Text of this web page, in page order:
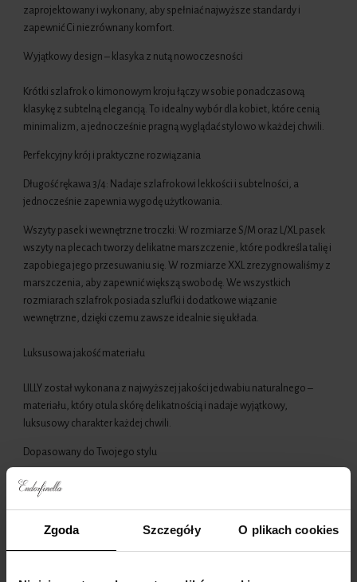
Zgoda Szczegóły O plikach cookies
zaprojektowany i wykonany, aby spełniać najwyższe standardy i
zapewnić Ci niezrównany komfort.
Wyjątkowy design – klasyka z nutą nowoczesności
Krótki szlafrok o kimonowym kroju łączy w sobie ponadczasową
klasykę z subtelną elegancją. To idealny wybór dla kobiet, które cenią
minimalizm, a jednocześnie pragną wyglądać stylowo w każdej chwili.
Perfekcyjny krój i praktyczne rozwiązania
Długość rękawa 3/4: Nadaje szlafrokowi lekkości i subtelności, a
jednocześnie zapewnia wygodę użytkowania.
Wszyty pasek i wewnętrzne troczki: W rozmiarze S/M oraz L/XL pasek
wszyty na plecach tworzy delikatne marszczenie, które podkreśla talię i
zapobiega jego przesuwaniu się. W rozmiarze XXL zrezygnowaliśmy z
marszczenia, aby zapewnić większą swobodę. We wszystkich
rozmiarach szlafrok posiada szlufki i dodatkowe wiązanie
wewnętrzne, dzięki czemu zawsze idealnie się układa.
Luksusowa jakość materiału
LILLY został wykonana z najwyższej jakości jedwabiu naturalnego –
materiału, który otula skórę delikatnością i nadaje wyjątkowy,
luksusowy charakter każdej chwili.
Dopasowany do Twojego stylu
Szlafrok dostępny jest w różnorodnych, starannie dobranych kolorach,
LILLY występuje w trzech rozmiarach.